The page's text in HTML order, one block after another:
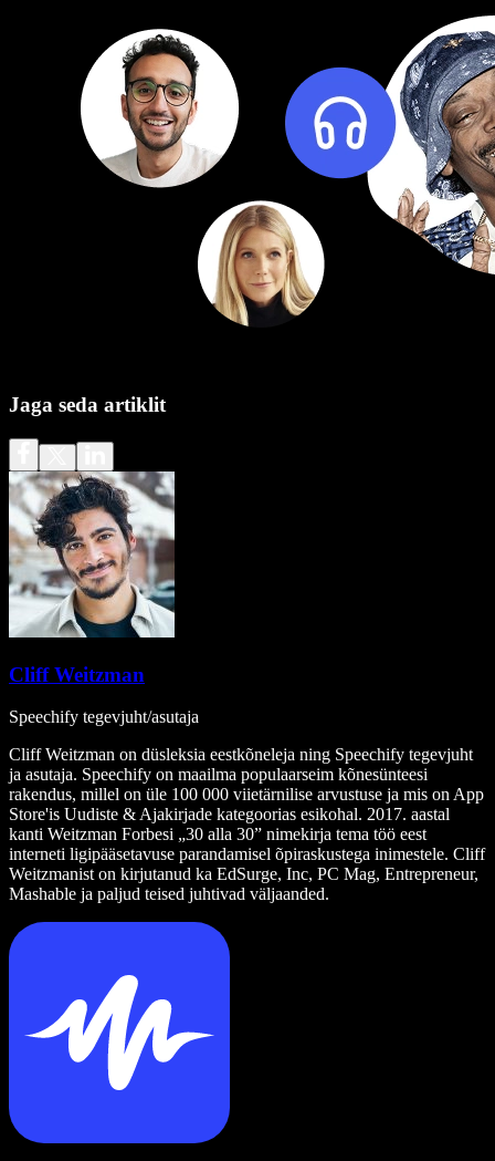
Jaga seda artiklit
Cliff Weitzman
Speechify tegevjuht/asutaja
Cliff Weitzman on düsleksia eestkõneleja ning Speechify tegevjuht
ja asutaja. Speechify on maailma populaarseim kõnesünteesi
rakendus, millel on üle 100 000 viietärnilise arvustuse ja mis on App
Store'is Uudiste & Ajakirjade kategoorias esikohal. 2017. aastal
kanti Weitzman Forbesi „30 alla 30” nimekirja tema töö eest
interneti ligipääsetavuse parandamisel õpiraskustega inimestele. Cliff
Weitzmanist on kirjutanud ka EdSurge, Inc, PC Mag, Entrepreneur,
Mashable ja paljud teised juhtivad väljaanded.